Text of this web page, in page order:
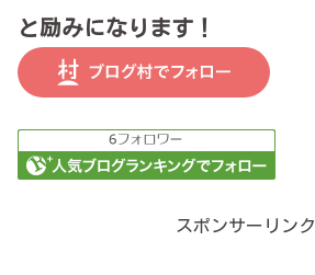
と励みになります！
スポンサーリンク